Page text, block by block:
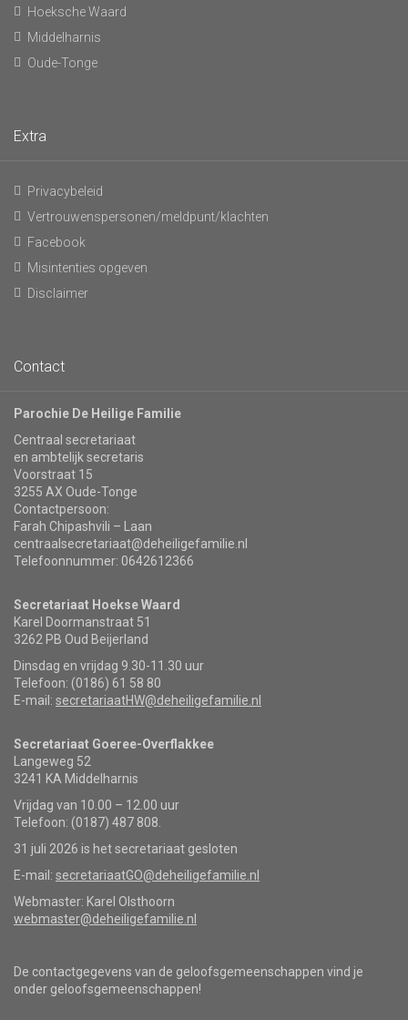
Hoeksche Waard
Middelharnis
Oude-Tonge
Extra
Privacybeleid
Vertrouwenspersonen/meldpunt/klachten
Facebook
Misintenties opgeven
Disclaimer
Contact
Parochie De Heilige Familie
Centraal secretariaat
en ambtelijk secretaris
Voorstraat 15
3255 AX Oude-Tonge
Contactpersoon:
Farah Chipashvili – Laan
centraalsecretariaat@deheiligefamilie.nl
Telefoonnummer: 0642612366
Secretariaat Hoekse Waard
Karel Doormanstraat 51
3262 PB Oud Beijerland
Dinsdag en vrijdag 9.30-11.30 uur
Telefoon: (0186) 61 58 80
E-mail: secretariaatHW@deheiligefamilie.nl
Secretariaat Goeree-Overflakkee
Langeweg 52
3241 KA Middelharnis
Vrijdag van 10.00 – 12.00 uur
Telefoon: (0187) 487 808.
31 juli 2026 is het secretariaat gesloten
E-mail: secretariaatGO@deheiligefamilie.nl
Webmaster: Karel Olsthoorn
webmaster@deheiligefamilie.nl
De contactgegevens van de geloofsgemeenschappen vind je
onder geloofsgemeenschappen!